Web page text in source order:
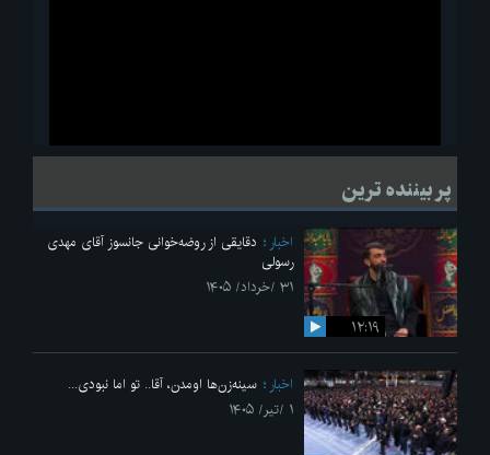
لحظاتی از قرائت زیارت اربعین امام حسین(ع) در مراسم عزاداری هیئات
پر بیننده ترین
۱۲:۱۹
اخبار
دقایقی از روضه‌خوانی جانسوز آقای مهدی
رسولی
۳۱ /خرداد/ ۱۴۰۵
اخبار
سینه‌زن‌ها اومدن،‌ آقا.. تو اما نبودی...
۱ /تیر/ ۱۴۰۵